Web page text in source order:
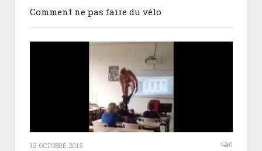
Comment ne pas faire du vélo
13 OCTOBRE 2015 0